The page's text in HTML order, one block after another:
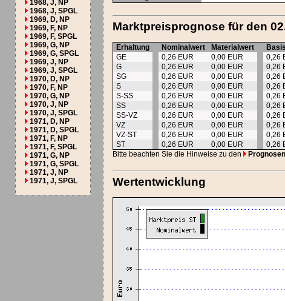
1968, J, NP
1968, J, SPGL
1969, D, NP
1969, F, NP
1969, F, SPGL
1969, G, NP
1969, G, SPGL
1969, J, NP
1969, J, SPGL
1970, D, NP
1970, F, NP
1970, G, NP
1970, J, NP
1970, J, SPGL
1971, D, NP
1971, D, SPGL
1971, F, NP
1971, F, SPGL
1971, G, NP
1971, G, SPGL
1971, J, NP
1971, J, SPGL
Marktpreisprognose für den
Erhaltung Nominalwert Materialwert
GE
0,26 EUR 0,00 EUR 0,26
G
0,26 EUR 0,00 EUR 0,26
SG
0,26 EUR 0,00 EUR 0,26
S
0,26 EUR 0,00 EUR 0,26
S-SS
0,26 EUR 0,00 EUR 0,26
SS
0,26 EUR 0,00 EUR 0,26
SS-VZ
0,26 EUR 0,00 EUR 0,26
VZ
0,26 EUR 0,00 EUR 0,26
VZ-ST
0,26 EUR 0,00 EUR 0,26
ST
0,26 EUR 0,00 EUR 0,26
Bitte beachten Sie die Hinweise zu den
Prognosen
Wertentwicklung